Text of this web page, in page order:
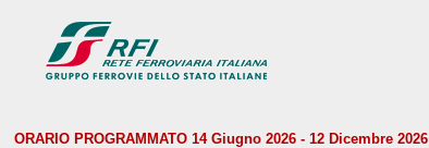
ORARIO PROGRAMMATO 14 Giugno 2026 - 12 Dicembre 2026